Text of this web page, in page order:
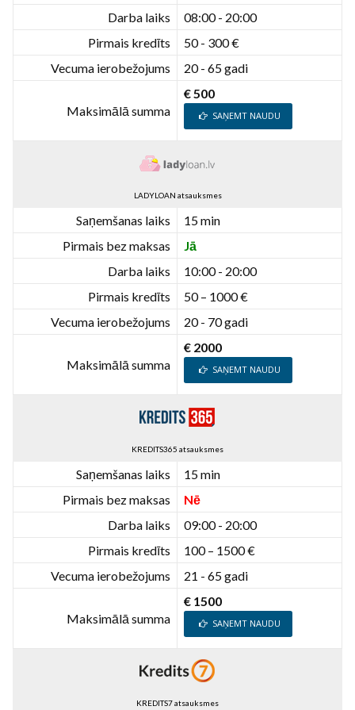
Darba laiks
08:00 - 20:00
Pirmais kredīts
50 - 300 €
Vecuma ierobežojums
20 - 65 gadi
Maksimālā summa
€ 500
SAŅEMT NAUDU
LADYLOAN atsauksmes
Saņemšanas laiks
15 min
Pirmais bez maksas
Jā
Darba laiks
10:00 - 20:00
Pirmais kredīts
50 – 1000 €
Vecuma ierobežojums
20 - 70 gadi
Maksimālā summa
€ 2000
SAŅEMT NAUDU
KREDITS365 atsauksmes
Saņemšanas laiks
15 min
Pirmais bez maksas
Nē
Darba laiks
09:00 - 20:00
Pirmais kredīts
100 – 1500 €
Vecuma ierobežojums
21 - 65 gadi
Maksimālā summa
€ 1500
SAŅEMT NAUDU
KREDITS7 atsauksmes